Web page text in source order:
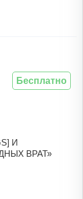
И
ВРАТ»
Бесплатно